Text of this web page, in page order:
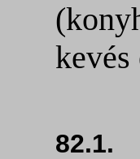
kevés
82.1.